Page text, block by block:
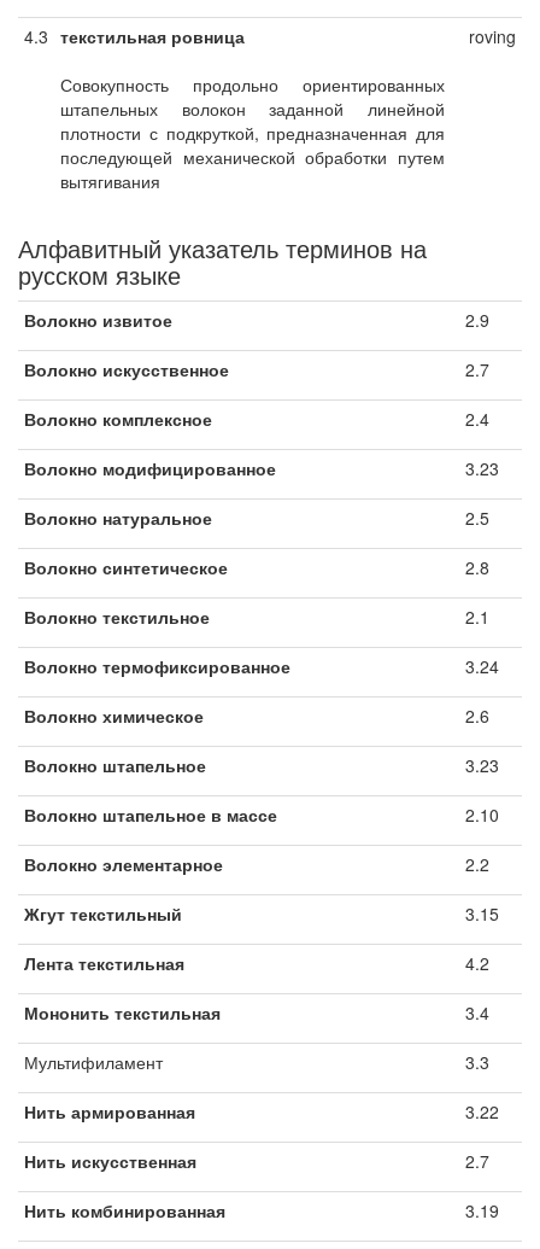
4.3 текстильная ровница
Совокупность продольно ориентированных
штапельных волокон заданной линейной
плотности с подкруткой, предназначенная для
последующей механической обработки путем
вытягивания
roving
Алфавитный указатель терминов на
русском языке
Волокно извитое 2.9
Волокно искусственное 2.7
Волокно комплексное 2.4
Волокно модифицированное 3.23
Волокно натуральное 2.5
Волокно синтетическое 2.8
Волокно текстильное 2.1
Волокно термофиксированное 3.24
Волокно химическое 2.6
Волокно штапельное 3.23
Волокно штапельное в массе 2.10
Волокно элементарное 2.2
Жгут текстильный 3.15
Лента текстильная 4.2
Мононить текстильная 3.4
Мультифиламент 3.3
Нить армированная 3.22
Нить искусственная 2.7
Нить комбинированная 3.19